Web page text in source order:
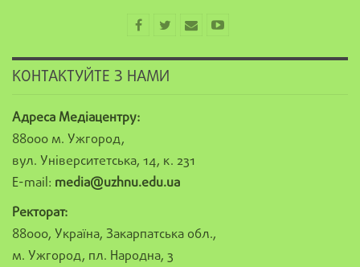
КОНТАКТУЙТЕ З НАМИ
Адреса Медіацентру:
88000 м. Ужгород,
вул. Університетська, 14, к. 231
E-mail: media@uzhnu.edu.ua
Ректорат:
88000, Україна, Закарпатська обл.,
м. Ужгород, пл. Народна, 3